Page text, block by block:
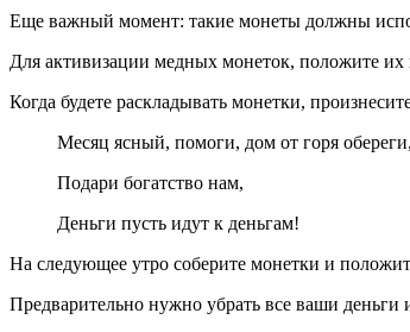
Еще важный момент: такие монеты должны
Для активизации медных монеток, положите
Когда будете раскладывать монетки,
Месяц ясный, помоги, дом от горя обереги,
Подари богатство нам,
Деньги пусть идут к деньгам!
На следующее утро соберите монетки и
Предварительно нужно убрать все ваши деньги